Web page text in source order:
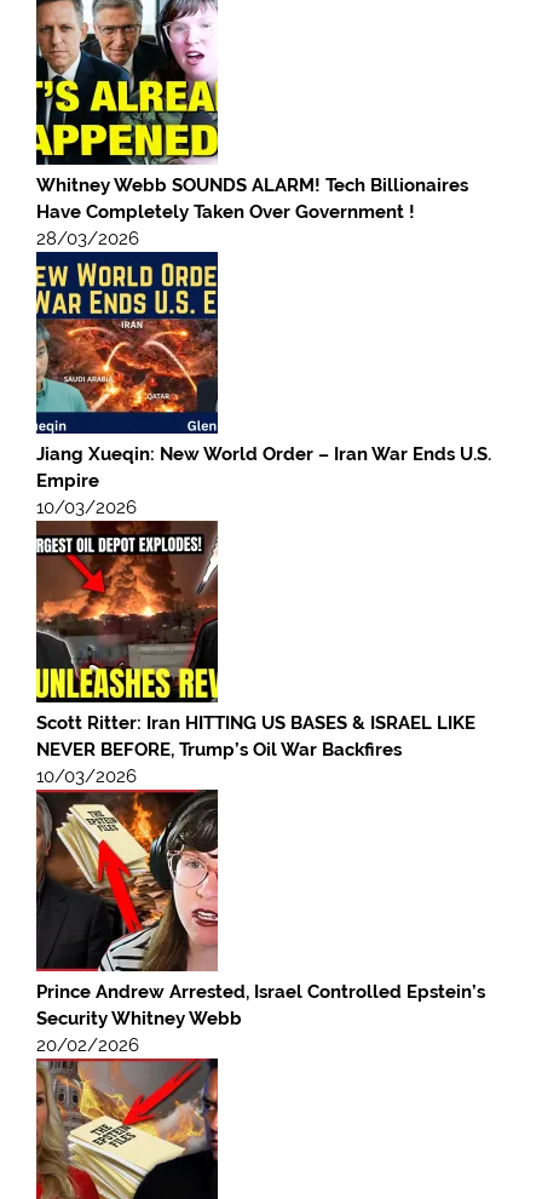
Whitney Webb SOUNDS ALARM! Tech Billionaires
Have Completely Taken Over Government !
28/03/2026
Jiang Xueqin: New World Order – Iran War Ends U.S.
Empire
10/03/2026
Scott Ritter: Iran HITTING US BASES & ISRAEL LIKE
NEVER BEFORE, Trump’s Oil War Backfires
10/03/2026
Prince Andrew Arrested, Israel Controlled Epstein’s
Security Whitney Webb
20/02/2026